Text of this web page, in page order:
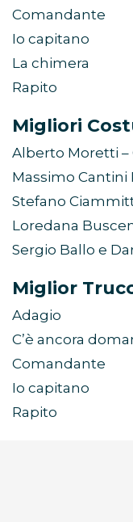
Comandante
Io capitano
La chimera
Rapito
Migliori
Alberto Moretti –
Massimo Cantini
Stefano
Loredana
Sergio Ballo e
Miglior
Adagio
C’è ancora
Comandante
Io capitano
Rapito